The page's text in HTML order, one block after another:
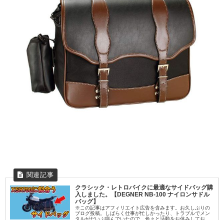
クラシック・レトロバイクに最適なサイドバッグ購
入しました。【DEGNER NB-100 ナイロンサドル
バッグ】
※この記事はアフィリエイト広告を含みます。お久しぶりの
ブログ投稿。しばらく仕事が忙しかったり、トラブルでメン
タルがだいぶ病んでいたので、色々と活動をお休みしており